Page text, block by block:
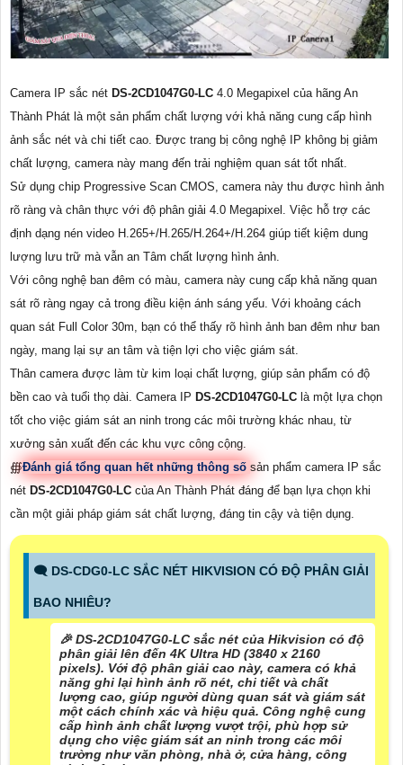
Camera IP sắc nét DS-2CD1047G0-LC 4.0 Megapixel của hãng An
Thành Phát là một sản phẩm chất lượng với khả năng cung cấp hình
ảnh sắc nét và chi tiết cao. Được trang bị công nghệ IP không bị giảm
chất lượng, camera này mang đến trải nghiệm quan sát tốt nhất.
Sử dụng chip Progressive Scan CMOS, camera này thu được hình ảnh
rõ ràng và chân thực với độ phân giải 4.0 Megapixel. Việc hỗ trợ các
định dạng nén video H.265+/H.265/H.264+/H.264 giúp tiết kiệm dung
lượng lưu trữ mà vẫn an Tâm chất lượng hình ảnh.
Với công nghệ ban đêm có màu, camera này cung cấp khả năng quan
sát rõ ràng ngay cả trong điều kiện ánh sáng yếu. Với khoảng cách
quan sát Full Color 30m, bạn có thể thấy rõ hình ảnh ban đêm như ban
ngày, mang lại sự an tâm và tiện lợi cho việc giám sát.
Thân camera được làm từ kim loại chất lượng, giúp sản phẩm có độ
bền cao và tuổi thọ dài. Camera IP DS-2CD1047G0-LC là một lựa chọn
tốt cho việc giám sát an ninh trong các môi trường khác nhau, từ
xưởng sản xuất đến các khu vực công cộng.
∰Đánh giá tổng quan hết những thông số sản phẩm camera IP sắc
nét DS-2CD1047G0-LC của An Thành Phát đáng để bạn lựa chọn khi
cần một giải pháp giám sát chất lượng, đáng tin cậy và tiện dụng.
🗨️ DS-CDG0-LC SẮC NÉT HIKVISION CÓ ĐỘ PHÂN GIẢI
BAO NHIÊU?
️🎉 DS-2CD1047G0-LC sắc nét của Hikvision có độ
phân giải lên đến 4K Ultra HD (3840 x 2160
pixels). Với độ phân giải cao này, camera có khả
năng ghi lại hình ảnh rõ nét, chi tiết và chất
lượng cao, giúp người dùng quan sát và giám sát
một cách chính xác và hiệu quả. Công nghệ cung
cấp hình ảnh chất lượng vượt trội, phù hợp sử
dụng cho việc giám sát an ninh trong các môi
trường như văn phòng, nhà ở, cửa hàng, công